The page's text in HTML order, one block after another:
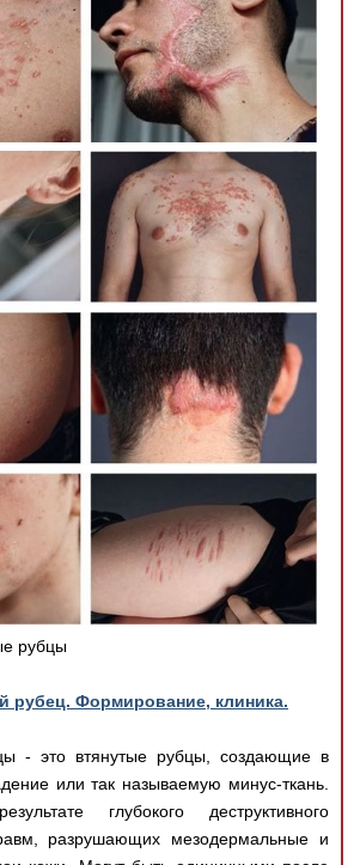
рубцы
рубец. Формирование, клиника.
- это втянутые рубцы, создающие в
или так называемую минус-ткань.
глубокого деструктивного
разрушающих мезодермальные и